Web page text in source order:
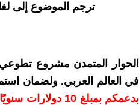
ترجم الموضوع إلى
الحوار المتمدن مشروع تطوعي
في العالم العربي. ولضمان
بدعمكم بمبلغ